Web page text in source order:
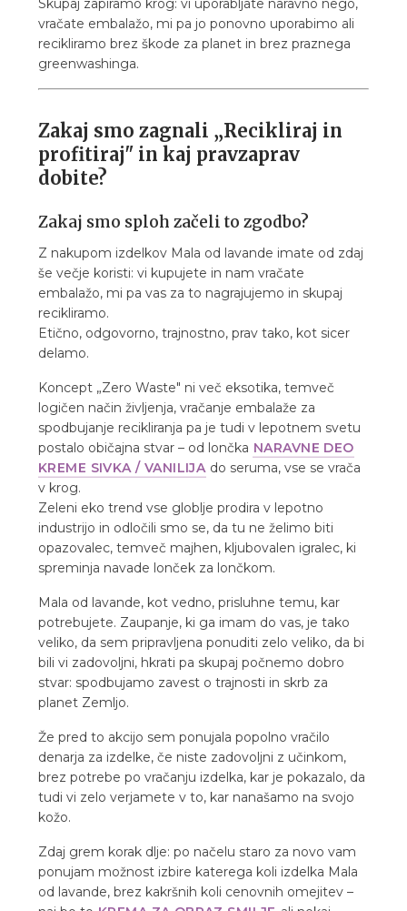
Skupaj zapiramo krog: vi uporabljate naravno nego,
vračate embalažo, mi pa jo ponovno uporabimo ali
recikliramo brez škode za planet in brez praznega
greenwashinga.
Zakaj smo zagnali „Recikliraj in
profitiraj" in kaj pravzaprav
dobite?
Zakaj smo sploh začeli to zgodbo?
Z nakupom izdelkov Mala od lavande imate od zdaj
še večje koristi: vi kupujete in nam vračate
embalažo, mi pa vas za to nagrajujemo in skupaj
recikliramo.
Etično, odgovorno, trajnostno, prav tako, kot sicer
delamo.
Koncept „Zero Waste" ni več eksotika, temveč
logičen način življenja, vračanje embalaže za
spodbujanje recikliranja pa je tudi v lepotnem svetu
postalo običajna stvar – od lončka NARAVNE DEO
KREME SIVKA / VANILIJA do seruma, vse se vrača
v krog.
Zeleni eko trend vse globlje prodira v lepotno
industrijo in odločili smo se, da tu ne želimo biti
opazovalec, temveč majhen, kljubovalen igralec, ki
spreminja navade lonček za lončkom.
Mala od lavande, kot vedno, prisluhne temu, kar
potrebujete. Zaupanje, ki ga imam do vas, je tako
veliko, da sem pripravljena ponuditi zelo veliko, da bi
bili vi zadovoljni, hkrati pa skupaj počnemo dobro
stvar: spodbujamo zavest o trajnosti in skrb za
planet Zemljo.
Že pred to akcijo sem ponujala popolno vračilo
denarja za izdelke, če niste zadovoljni z učinkom,
brez potrebe po vračanju izdelka, kar je pokazalo, da
tudi vi zelo verjamete v to, kar nanašamo na svojo
kožo.
Zdaj grem korak dlje: po načelu staro za novo vam
ponujam možnost izbire katerega koli izdelka Mala
od lavande, brez kakršnih koli cenovnih omejitev –